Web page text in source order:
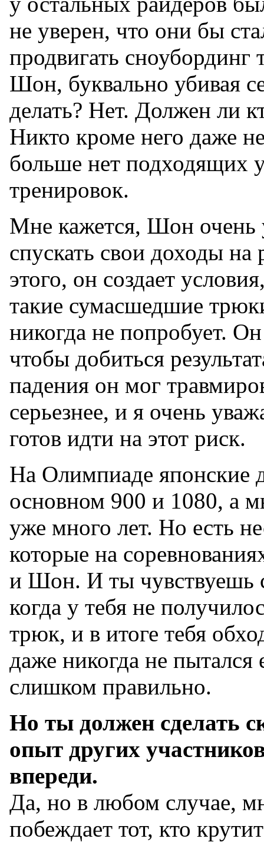
не уверен, что они бы
продвигать сноубординг
Шон, буквально убивая
делать? Нет. Должен ли
Никто кроме него даже
больше нет подходящих
тренировок.
Мне кажется, Шон
спускать свои доходы на
этого, он создает
такие сумасшедшие
никогда не попробует.
чтобы добиться
падения он мог
серьезнее, и я очень
готов идти на этот риск.
На Олимпиаде японские
основном 900 и 1080, а
уже много лет. Но есть
которые на
и Шон. И ты чувствуешь
когда у тебя не
трюк, и в итоге тебя
даже никогда не пытался
слишком правильно.
Но ты должен сделать
опыт других
впереди.
Да, но в любом случае,
побеждает тот, кто